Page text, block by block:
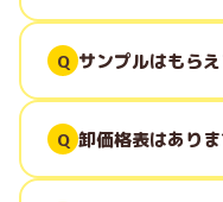
サンプルはもら
卸価格表はあり